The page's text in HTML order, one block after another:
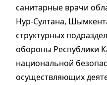
санитарные врачи
Нур-Султана,
структурных
обороны Республики
национальной
осуществляющих